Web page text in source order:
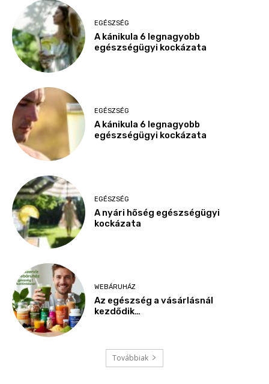
EGÉSZSÉG
A kánikula 6 legnagyobb
egészségügyi kockázata
EGÉSZSÉG
A kánikula 6 legnagyobb
egészségügyi kockázata
EGÉSZSÉG
A nyári hőség egészségügyi
kockázata
WEBÁRUHÁZ
Az egészség a vásárlásnál
kezdődik…
Továbbiak